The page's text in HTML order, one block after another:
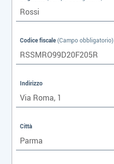
Codice fiscale(Campo obbligatorio)
Indirizzo
Città